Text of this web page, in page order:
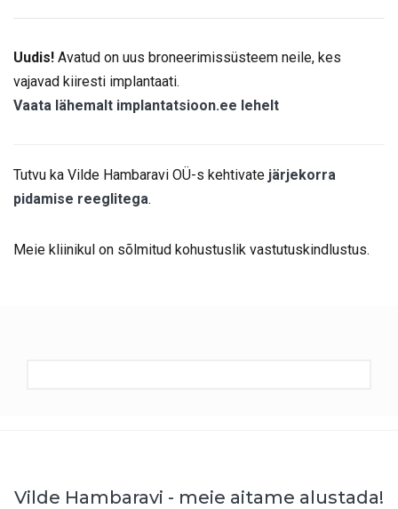
Uudis! Avatud on uus broneerimissüsteem neile, kes
vajavad kiiresti implantaati.
Vaata lähemalt implantatsioon.ee lehelt
Tutvu ka Vilde Hambaravi OÜ-s kehtivate järjekorra
pidamise reeglitega.
Meie kliinikul on sõlmitud kohustuslik vastutuskindlustus.
Vilde Hambaravi - meie aitame alustada!